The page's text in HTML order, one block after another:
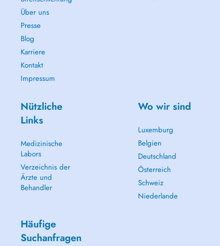
Über uns
Presse
Blog
Karriere
Kontakt
Impressum
Nützliche
Links
Medizinische
Labors
Verzeichnis der
Ärzte und
Behandler
Wo wir sind
Luxemburg
Belgien
Deutschland
Österreich
Schweiz
Niederlande
Häufige
Suchanfragen